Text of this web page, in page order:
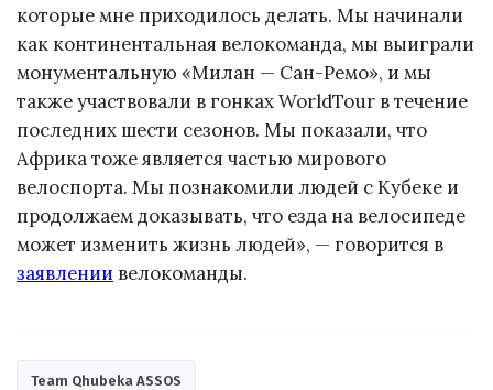
которые мне приходилось делать. Мы начинали
как континентальная велокоманда, мы выиграли
монументальную «Милан — Сан-Ремо», и мы
также участвовали в гонках WorldTour в течение
последних шести сезонов. Мы показали, что
Африка тоже является частью мирового
велоспорта. Мы познакомили людей с Кубеке и
продолжаем доказывать, что езда на велосипеде
может изменить жизнь людей», — говорится в
заявлении велокоманды.
Team Qhubeka ASSOS